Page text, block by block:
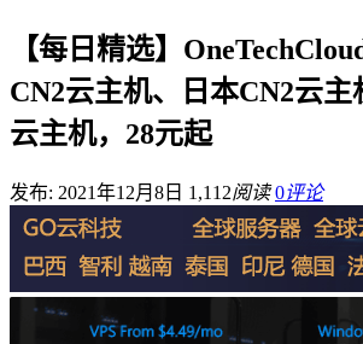
【每日精选】
CN2云主机、日本CN2云主
云主机，28元起
发布: 2021年12月8日 1,112阅读 0评论